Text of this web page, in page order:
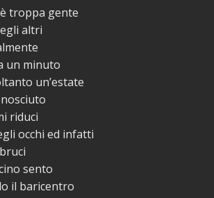
troppa gente
altri
un minuto
un’estate
riduci
occhi ed infatti
sento
il baricentro